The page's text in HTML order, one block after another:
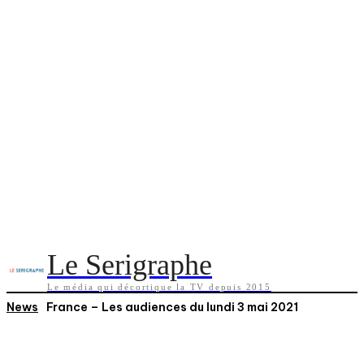
Le Serigraphe
Le média qui décortique la TV depuis 2015
News France – Les audiences du lundi 3 mai 2021